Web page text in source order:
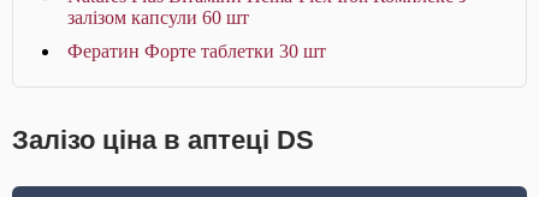
залізом капсули 60 шт
Фератин Форте таблетки 30 шт
Залізо ціна в аптеці DS